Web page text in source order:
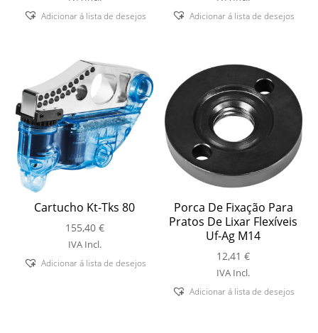
Adicionar á lista de desejos Adicionar á lista de desejos
Cartucho Kt-Tks 80
155,40 €
IVA Incl.
Adicionar á lista de desejos
Porca De Fixação Para
Pratos De Lixar Flexíveis
Uf-Ag M14
12,41€
IVA Incl.
Adicionar á lista de desejos